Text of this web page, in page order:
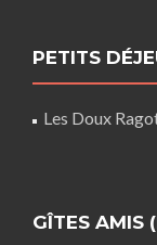
PETITS
Les Doux
GÎTES AMIS